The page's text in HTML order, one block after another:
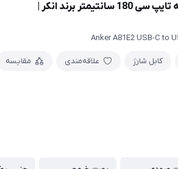
کابل شارژ تایپ سی به تایپ سی 180 سانتیمتر برند انکر |
Anker A81E2 USB-C to
کابل شارژ علاقه‌مندی مقایسه